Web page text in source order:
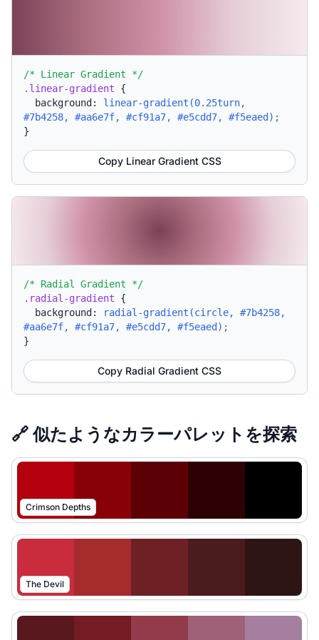
/* Linear Gradient */
.linear-gradient {
background: linear-gradient(0.25turn,
#7b4258, #aa6e7f, #cf91a7, #e5cdd7, #f5eaed);
}
Copy Linear Gradient CSS
/* Radial Gradient */
.radial-gradient {
background:
radial-gradient(circle, #7b4258,
#aa6e7f, #cf91a7, #e5cdd7, #f5eaed);
}
Copy Radial Gradient CSS
🔗 似たようなカラーパレットを探索
Crimson Depths
The Devil